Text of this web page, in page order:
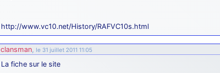
http://www.vc10.net/History/RAFVC10s.html
clansman, le 31 juillet 2011 11:05
La fiche sur le site